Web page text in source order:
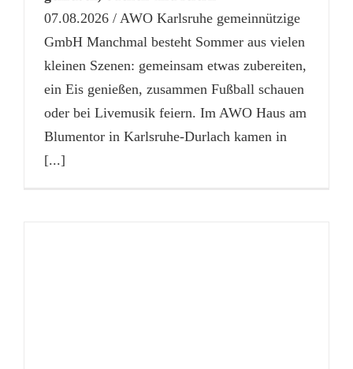
07.08.2026 / AWO Karlsruhe gemeinnützige
GmbH Manchmal besteht Sommer aus vielen
kleinen Szenen: gemeinsam etwas zubereiten,
ein Eis genießen, zusammen Fußball schauen
oder bei Livemusik feiern. Im AWO Haus am
Blumentor in Karlsruhe-Durlach kamen in
[...]